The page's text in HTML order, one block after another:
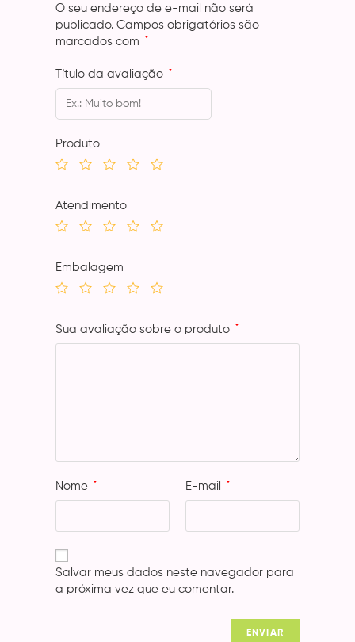
O seu endereço de e-mail não será
publicado. Campos obrigatórios são
marcados com
*
Título da avaliação *
Produto
Atendimento
Embalagem
Sua avaliação sobre o produto *
Nome * E-mail *
Salvar meus dados neste navegador para
a próxima vez que eu comentar.